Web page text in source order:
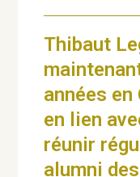
Thibaut
années en
en lien
réunir
alumni